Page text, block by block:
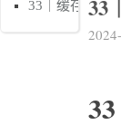
33｜缓存模式
33